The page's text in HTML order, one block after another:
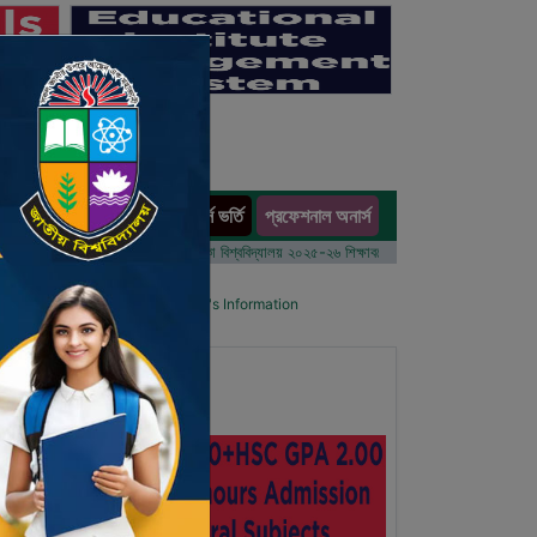
অনার্স ভর্তি প্রফেশনাল অনার্স
ভর্তি আবেদন বিজ্ঞপ্তি ঢাকা বিশ্ববিদ্যালয় ২০২৫-২৬ শিক্ষাবর্ষে আন্ডারগ্র্যাজুয়েট প্রোগ্রামে ভর্তি
Details Primary School's Information